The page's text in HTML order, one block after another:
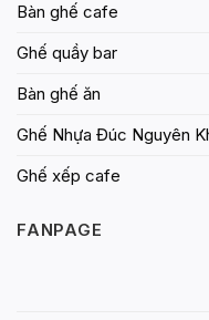
Bàn ghế cafe
Ghế quầy bar
Bàn ghế ăn
Ghế Nhựa Đúc Nguyên
Ghế xếp cafe
FANPAGE